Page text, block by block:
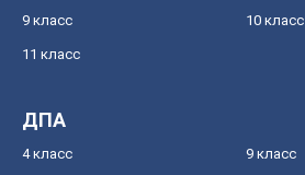
9 класс 10 класс
11 класс
ДПА
4 класс 9 класс